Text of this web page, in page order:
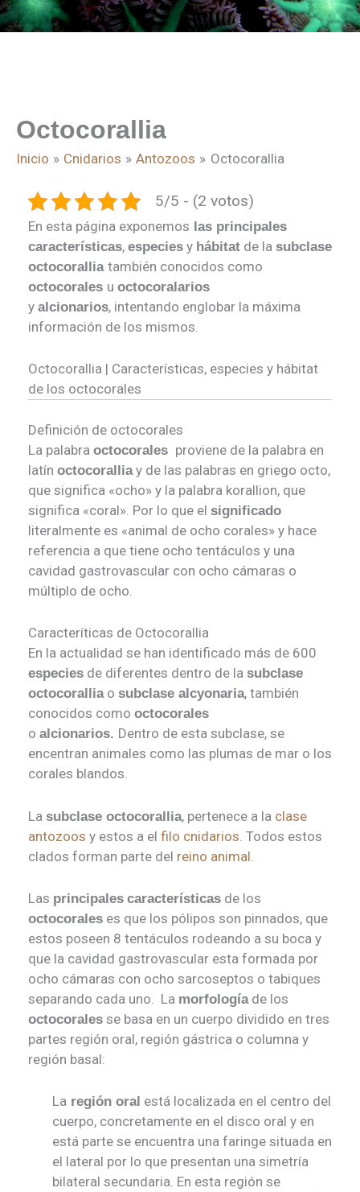
Octocorallia
Inicio Cnidarios Antozoos Octocorallia
5/5 - (2 votos)
En esta página exponemos las principales
características, especies y hábitat de la subclase
octocorallia también conocidos como
octocorales u octocoralarios
y alcionarios, intentando englobar la máxima
información de los mismos.
Octocorallia | Características, especies y hábitat
de los octocorales
Definición de octocorales
La palabra octocorales proviene de la palabra en
latín octocoralliay de las palabras en griego octo,
que significa «ocho» y la palabra korallion, que
significa «coral». Por lo que el significado
literalmente es «animal de ocho corales» y hace
referencia a que tiene ocho tentáculos y una
cavidad gastrovascular con ocho cámaras o
múltiplo de ocho.
Caracteríticas de Octocorallia
En la actualidad se han identificado más de 600
especies de diferentes dentro de la subclase
octocoralliao subclase alcyonaria, también
conocidos como octocorales
o alcionarios. Dentro de esta subclase, se
encentran animales como las plumas de mar o los
corales blandos.
La subclase octocorallia, pertenece a la clase
antozoos y estos a el filo cnidarios . Todos estos
clados forman parte del reino animal
Las principales características de los
octocorales es que los pólipos son pinnados, que
estos poseen 8 tentáculos rodeando a su boca y
que la cavidad gastrovascular esta formada por
ocho cámaras con ocho sarcoseptos o tabiques
separando cada uno. La morfologíade los
octocorales se basa en un cuerpo dividido en tres
partes región oral, región gástrica o columna y
región basal:
La región oral está localizada en el centro del
cuerpo, concretamente en el disco oral y en
está parte se encuentra una faringe situada en
el lateral por lo que presentan una simetría
bilateral secundaria. En esta región se